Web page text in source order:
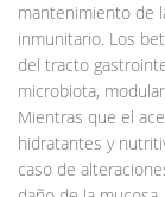
mantenimiento de
inmunitario. Los
del tracto
microbiota,
Mientras que el
hidratantes y
caso de